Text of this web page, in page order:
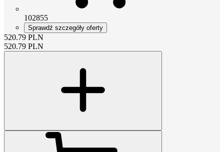
102855
Sprawdź szczegóły oferty
520.79 PLN
520.79 PLN